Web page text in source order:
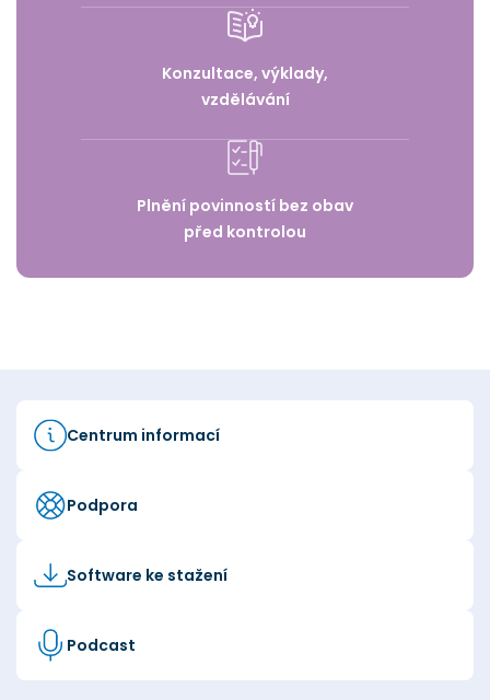
Konzultace, výklady,
vzdělávání
Plnění povinností bez obav
před kontrolou
Centrum informací
Podpora
Software ke stažení
Podcast